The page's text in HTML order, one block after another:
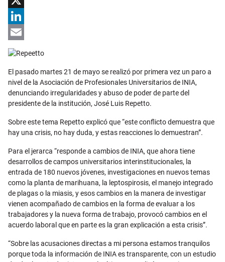
X
LinkedIn
Email
El pasado martes 21 de mayo se realizó por primera vez un paro a
nivel de la Asociación de Profesionales Universitarios de INIA,
denunciando irregularidades y abuso de poder de parte del
presidente de la institución, José Luis Repetto.
Sobre este tema Repetto explicó que “este conflicto demuestra que
hay una crisis, no hay duda, y estas reacciones lo demuestran”.
Para el jerarca “responde a cambios de INIA, que ahora tiene
desarrollos de campos universitarios interinstitucionales, la
entrada de 180 nuevos jóvenes, investigaciones en nuevos temas
como la planta de marihuana, la leptospirosis, el manejo integrado
de plagas o la miasis, y esos cambios en la manera de investigar
vienen acompañado de cambios en la forma de evaluar a los
trabajadores y la nueva forma de trabajo, provocó cambios en el
acuerdo laboral que en parte es la gran explicación a esta crisis”.
“Sobre las acusaciones directas a mi persona estamos tranquilos
porque toda la información de INIA es transparente, con un estudio